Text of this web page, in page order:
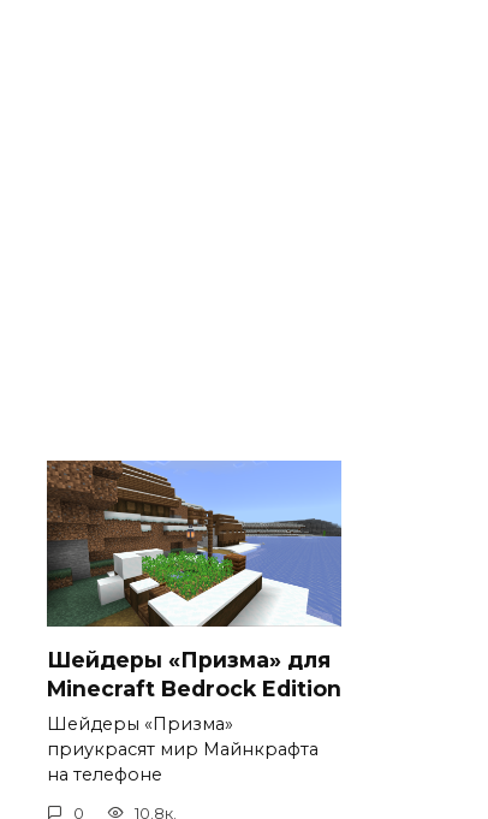
Шейдеры «Призма» для
Minecraft Bedrock Edition
Шейдеры «Призма»
приукрасят мир Майнкрафта
на телефоне
0 10.8к.